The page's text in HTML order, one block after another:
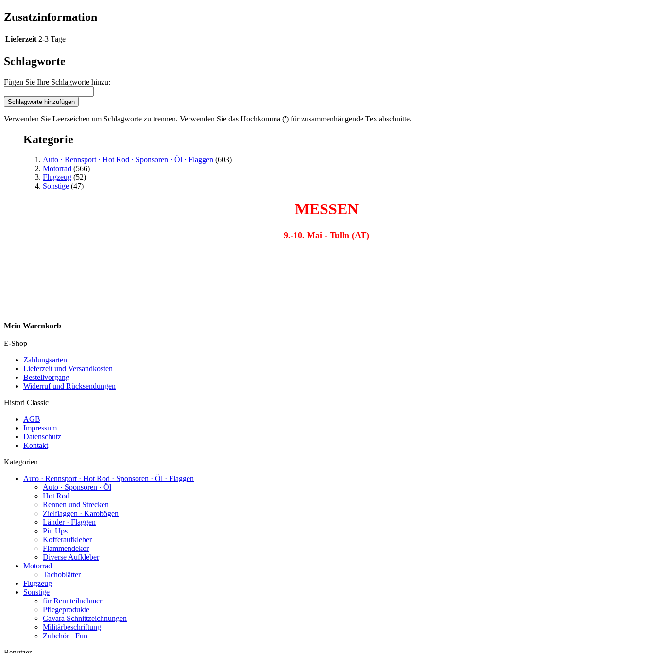
Zusatzinformation
Lieferzeit 2-3 Tage
Schlagworte
Fügen Sie Ihre Schlagworte hinzu:
Schlagworte hinzufügen
Verwenden Sie Leerzeichen um Schlagworte zu trennen. Verwenden Sie das Hochkomma (') für zusammenhängende Textabschnitte.
Kategorie
Auto · Rennsport · Hot Rod · Sponsoren · Öl · Flaggen (603)
Motorrad (566)
Flugzeug (52)
Sonstige (47)
MESSEN
9.-10. Mai - Tulln (AT)
Mein Warenkorb
E-Shop
Zahlungsarten
Lieferzeit und Versandkosten
Bestellvorgang
Widerruf und Rücksendungen
Histori Classic
AGB
Impressum
Datenschutz
Kontakt
Kategorien
Auto · Rennsport · Hot Rod · Sponsoren · Öl · Flaggen
Auto · Sponsoren · Öl
Hot Rod
Rennen und Strecken
Zielflaggen · Karobögen
Länder · Flaggen
Pin Ups
Kofferaufkleber
Flammendekor
Diverse Aufkleber
Motorrad
Tachoblätter
Flugzeug
Sonstige
für Rennteilnehmer
Pflegeprodukte
Cavara Schnittzeichnungen
Militärbeschriftung
Zubehör · Fun